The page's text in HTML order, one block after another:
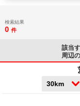
検索結果
0 件
該当
周辺
30km